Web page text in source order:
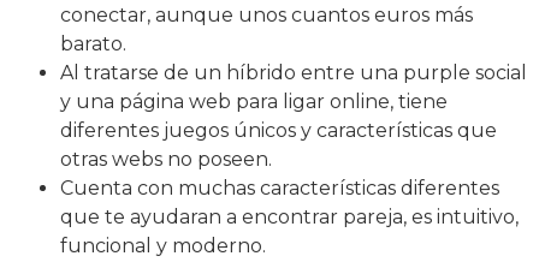
conectar, aunque unos cuantos euros más
barato.
Al tratarse de un híbrido entre una purple social
y una página web para ligar online, tiene
diferentes juegos únicos y características que
otras webs no poseen.
Cuenta con muchas características diferentes
que te ayudaran a encontrar pareja, es intuitivo,
funcional y moderno.